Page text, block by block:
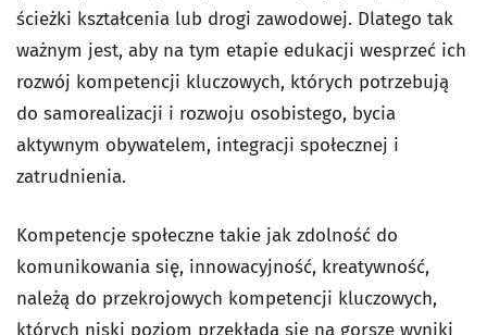
ścieżki kształcenia lub drogi zawodowej. Dlatego tak
ważnym jest, aby na tym etapie edukacji wesprzeć ich
rozwój kompetencji kluczowych, których potrzebują
do samorealizacji i rozwoju osobistego, bycia
aktywnym obywatelem, integracji społecznej i
zatrudnienia.
Kompetencje społeczne takie jak zdolność do
komunikowania się, innowacyjność, kreatywność,
należą do przekrojowych kompetencji kluczowych,
których niski poziom przekłada się na gorsze wyniki